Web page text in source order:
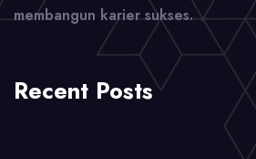
membangun karier sukses.
Recent Posts